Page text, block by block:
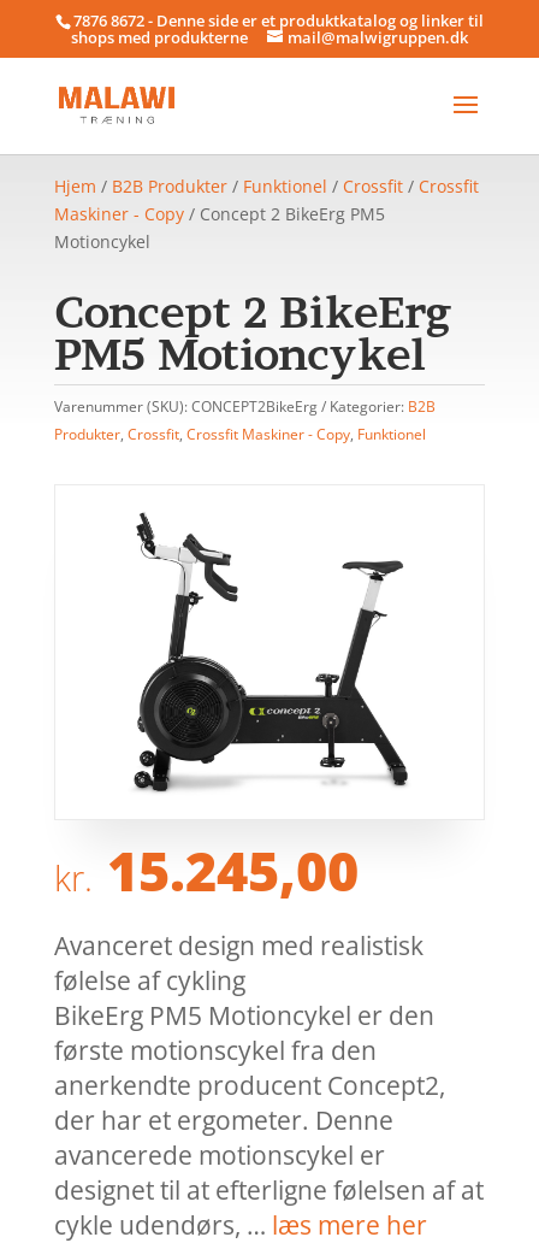
7876 8672 - Denne side er et produktkatalog og linker til
shops med produkterne mail@malwigruppen.dk
Hjem / B2B Produkter/ Funktionel / Crossfit/ Crossfit
Maskiner - Copy/ Concept 2 BikeErg PM5
Motioncykel
Concept 2 BikeErg
PM5 Motioncykel
Varenummer (SKU):CONCEPT2BikeErg Kategorier: B2B
Produkter, Crossfit, Crossfit Maskiner - Copy, Funktionel
kr. 15.245,00
Avanceret design med realistisk
følelse af cykling
BikeErg PM5 Motioncykel er den
første motionscykel fra den
anerkendte producent Concept2,
der har et ergometer. Denne
avancerede motionscykel er
designet til at efterligne følelsen af at
cykle udendørs, … læs mere her